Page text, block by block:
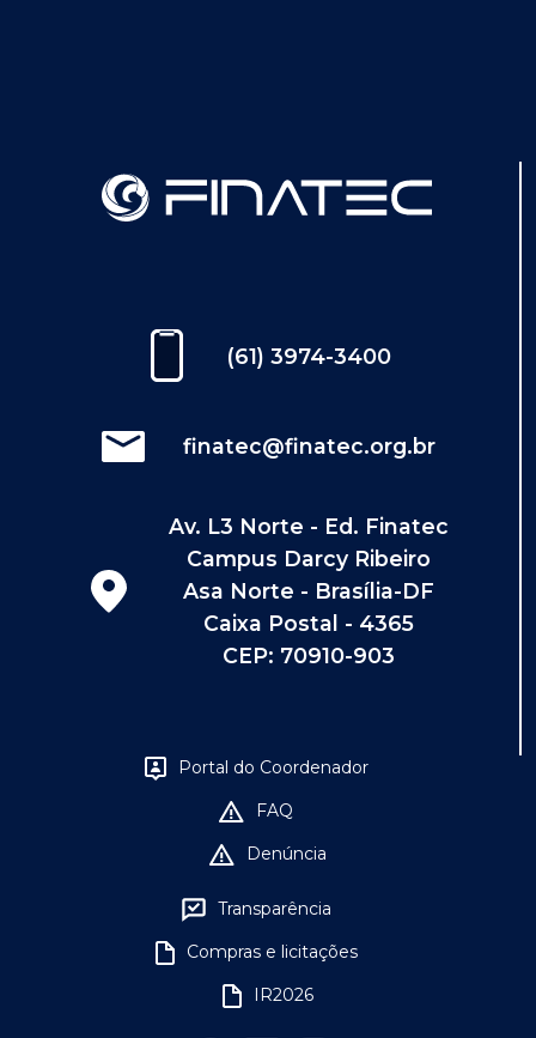
(61) 3974-3400
finatec@finatec.org.br
Av. L3 Norte - Ed. Finatec
Campus Darcy Ribeiro
Asa Norte - Brasília-DF
Caixa Postal - 4365
CEP: 70910-903
Portal do Coordenador
FAQ
Denúncia
Transparência
Compras e licitações
IR2026